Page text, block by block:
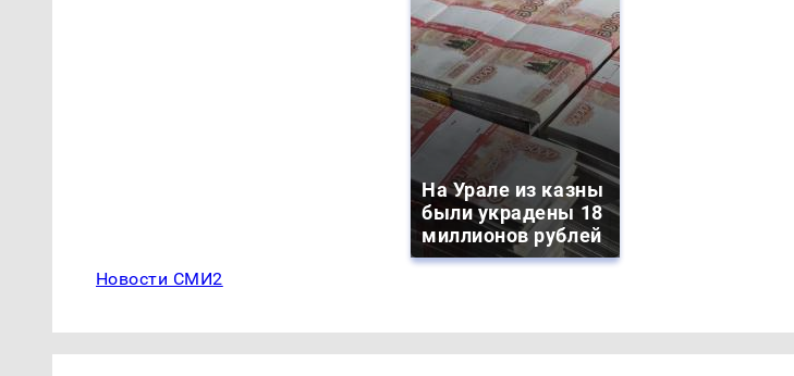
На Урале из казны
были украдены 18
миллионов рублей
Новости СМИ2